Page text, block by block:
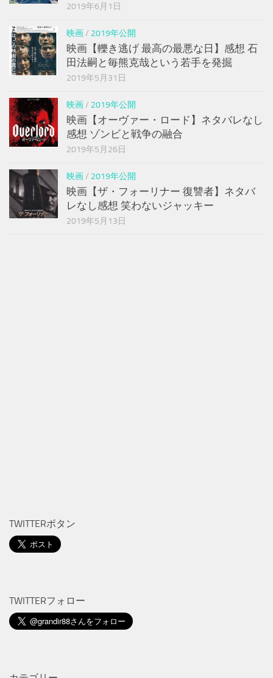
2019年6月1日
映画/ 2019年公開
映画【轢き逃げ 最高の最悪な日】感想 石
田法嗣と毎熊克哉という若手を発掘
2019年5月31日
映画/ 2019年公開
映画【オーヴァー・ロード】ネタバレなし
感想 ゾンビと戦争の融合
2019年5月26日
映画/ 2019年公開
映画【ザ・フォーリナー 復讐者】ネタバ
レなし感想 笑わないジャッキー
2019年5月13日
TWITTERボタン
TWITTERフォロー